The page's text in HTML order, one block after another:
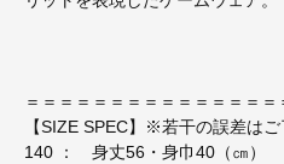
＝＝＝＝＝＝＝＝＝＝＝＝＝＝
【SIZE SPEC】※若干の誤差はご
140 ： 身丈56・身巾40（㎝）